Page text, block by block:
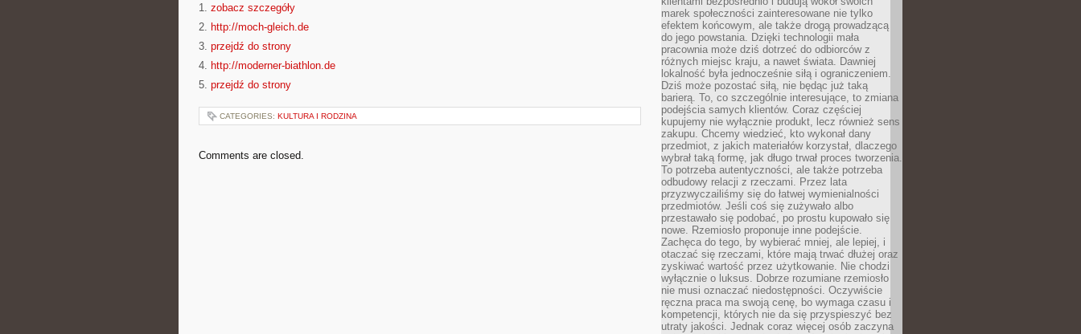
1. zobacz szczegóły
2. http://moch-gleich.de
3. przejdź do strony
4. http://moderner-biathlon.de
5. przejdź do strony
CATEGORIES: KULTURA I RODZINA
Comments are closed.
marek społeczności zainteresowane nie tylko
efektem końcowym, ale także drogą prowadzącą
do jego powstania. Dzięki technologii mała
pracownia może dziś dotrzeć do odbiorców z
różnych miejsc kraju, a nawet świata. Dawniej
lokalność była jednocześnie siłą i ograniczeniem.
Dziś może pozostać siłą, nie będąc już taką
barierą. To, co szczególnie interesujące, to zmiana
podejścia samych klientów. Coraz częściej
kupujemy nie wyłącznie produkt, lecz również sens
zakupu. Chcemy wiedzieć, kto wykonał dany
przedmiot, z jakich materiałów korzystał, dlaczego
wybrał taką formę, jak długo trwał proces tworzenia.
To potrzeba autentyczności, ale także potrzeba
odbudowy relacji z rzeczami. Przez lata
przyzwyczailiśmy się do łatwej wymienialności
przedmiotów. Jeśli coś się zużywało albo
przestawało się podobać, po prostu kupowało się
nowe. Rzemiosło proponuje inne podejście.
Zachęca do tego, by wybierać mniej, ale lepiej, i
otaczać się rzeczami, które mają trwać dłużej oraz
zyskiwać wartość przez użytkowanie. Nie chodzi
wyłącznie o luksus. Dobrze rozumiane rzemiosło
nie musi oznaczać niedostępności. Oczywiście
ręczna praca ma swoją cenę, bo wymaga czasu i
kompetencji, których nie da się przyspieszyć bez
utraty jakości. Jednak coraz więcej osób zaczyna